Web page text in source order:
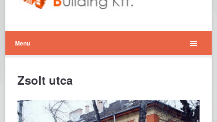
Menu
Zsolt utca